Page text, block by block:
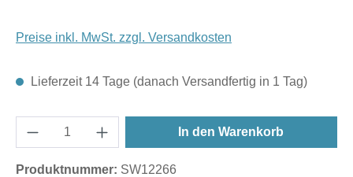
Preise inkl. MwSt. zzgl. Versandkosten
Lieferzeit 14 Tage (danach Versandfertig in 1 Tag)
In den Warenkorb
Produktnummer: SW12266